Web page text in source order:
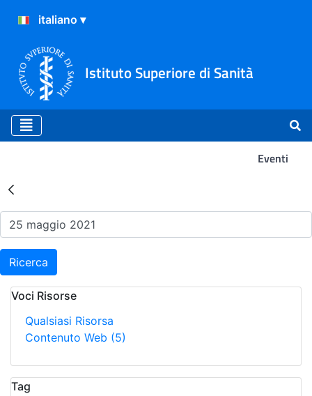
Istituto Superiore di Sanità
Eventi
Risultati della Ricerca -
Ricerca
Voci Risorse
Qualsiasi Risorsa
Contenuto Web (5)
Tag